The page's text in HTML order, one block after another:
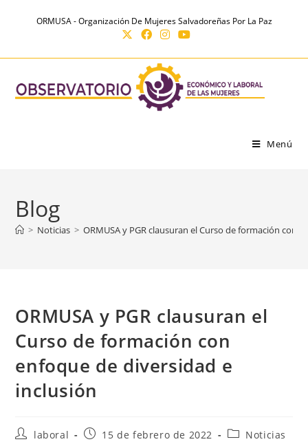
ORMUSA - Organización De Mujeres Salvadoreñas Por La Paz
Menú
Blog
> Noticias > ORMUSA y PGR clausuran el Curso de formación con
ORMUSA y PGR clausuran el
Curso de formación con
enfoque de diversidad e
inclusión
Autorlaboral
Publicación
15 de febrero de 2022
Categoría
Noticias